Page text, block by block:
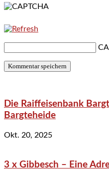
Die Raiffeisenbank
Bargteheide
Okt. 20, 2025
3 x Gibbesch – Eine